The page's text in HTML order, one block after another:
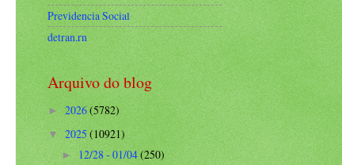
Previdencia Social
detran.rn
Arquivo do blog
►2026(5782)
▼2025(10921)
►12/28 - 01/04(250)